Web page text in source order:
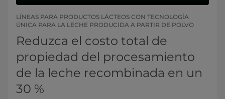
LÍNEAS PARA PRODUCTOS LÁCTEOS CON TECNOLOGÍA
ÚNICA PARA LA LECHE PRODUCIDA A PARTIR DE POLVO
Reduzca el costo total de
propiedad del procesamiento
de la leche recombinada en un
30 %